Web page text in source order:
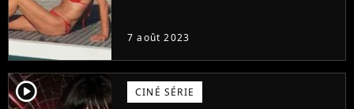
7 août 2023
player2 CINÉ SÉRIE